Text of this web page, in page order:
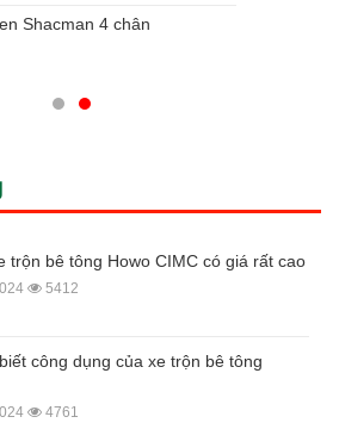
Shacman 4 chân
trộn bê tông Howo CIMC có giá rất cao
5412
công dụng của xe trộn bê tông
4761